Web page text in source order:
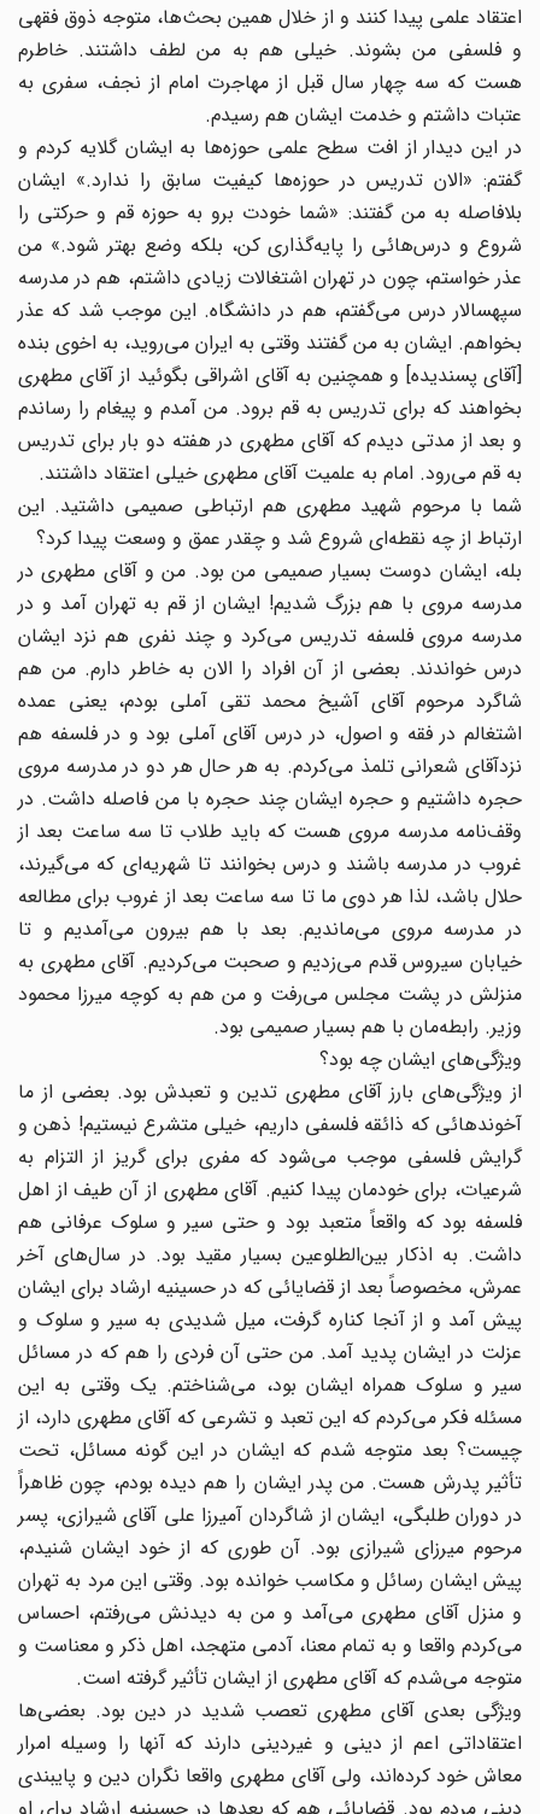
اعتقاد علمی پیدا کنند و از خلال همین بحث‌ها، متوجه ذوق فقهی
و فلسفی من بشوند. خیلی هم به من لطف داشتند. خاطرم
هست که سه چهار سال قبل از مهاجرت امام از نجف، سفری به
عتبات داشتم و خدمت ایشان هم رسیدم.
در این دیدار از افت سطح علمی حوزه‌ها به ایشان گلایه کردم و
گفتم: «الان تدریس در حوزه‌ها کیفیت سابق را ندارد.» ایشان
بلافاصله به من گفتند: «شما خودت برو به حوزه قم و حرکتی را
شروع و درس‌هائی را پایه‌گذاری کن، بلکه وضع بهتر شود.» من
عذر خواستم، چون در تهران اشتغالات زیادی داشتم، هم در مدرسه
سپهسالار درس می‌گفتم، هم در دانشگاه. این موجب شد که عذر
بخواهم. ایشان به من گفتند وقتی به ایران می‌روید، به اخوی بنده
[آقای پسندیده] و همچنین به آقای اشراقی بگوئید از آقای مطهری
بخواهند که برای تدریس به قم برود. من آمدم و پیغام را رساندم
و بعد از مدتی دیدم که آقای مطهری در هفته دو بار برای تدریس
به قم می‌رود. امام به علمیت آقای مطهری خیلی اعتقاد داشتند.
شما با مرحوم شهید مطهری هم ارتباطی صمیمی داشتید. این
ارتباط از چه نقطه‌ای شروع شد و چقدر عمق و وسعت پیدا کرد؟
بله، ایشان دوست بسیار صمیمی من بود. من و آقای مطهری در
مدرسه مروی با هم بزرگ شدیم! ایشان از قم به تهران آمد و در
مدرسه مروی فلسفه تدریس ‌می‌کرد و چند نفری هم نزد ایشان
درس ‌خواندند. بعضی از آن افراد را الان به خاطر دارم. من هم
شاگرد مرحوم آقای آشیخ محمد تقی آملی بودم، یعنی عمده
اشتغالم در فقه و اصول، در درس آقای آملی بود و در فلسفه هم
نزد‌آقای شعرانی تلمذ می‌کردم. به هر حال هر دو در مدرسه مروی
حجره داشتیم و حجره ایشان چند حجره با من فاصله داشت. در
وقف‌نامه مدرسه مروی هست که باید طلاب تا سه ساعت بعد از
غروب در مدرسه باشند و درس بخوانند تا شهریه‌ای که می‌گیرند،
حلال باشد، لذا هر دوی ما تا سه ساعت بعد از غروب برای مطالعه
در مدرسه مروی می‌ماندیم. بعد با هم بیرون می‌آمدیم و تا
خیابان سیروس قدم می‌زدیم و صحبت می‌کردیم. آقای مطهری به
منزلش در پشت مجلس می‌رفت و من هم به کوچه میرزا محمود
وزیر. رابطه‌مان با هم بسیار صمیمی بود.
ویژگی‌های ایشان چه بود؟
از ویژگی‌های بارز آقای مطهری تدین و تعبدش بود. بعضی از ما
آخوندهائی که ذائقه فلسفی داریم، خیلی متشرع نیستیم! ذهن و
گرایش فلسفی موجب می‌شود که مفری برای گریز از التزام به
شرعیات، برای خودمان پیدا ‌کنیم. آقای مطهری از آن طیف از اهل
فلسفه بود که واقعاً متعبد بود و حتی سیر و سلوک عرفانی هم
داشت. به اذکار بین‌الطلوعین بسیار مقید بود. در سال‌های آخر
عمرش، مخصوصاً‌ بعد از قضایائی که در حسینیه ارشاد برای ایشان
پیش آمد و از آنجا کناره گرفت، میل شدیدی به سیر و سلوک و
عزلت در ایشان پدید آمد. من حتی آن فردی را هم که در مسائل
سیر و سلوک همراه ایشان بود، می‌شناختم. یک وقتی به این
مسئله فکر می‌کردم که این تعبد و تشرعی که آقای مطهری دارد، از
چیست؟ بعد متوجه شدم که ایشان در این گونه مسائل، تحت
تأثیر پدرش هست. من پدر ایشان را هم دیده بودم، چون ظاهراً
در دوران طلبگی، ایشان از شاگردان آمیرزا علی آقای شیرازی، پسر
مرحوم میرزای شیرازی بود. آن طوری که از خود ایشان شنیدم،
پیش ایشان رسائل و مکاسب خوانده بود. وقتی این مرد به تهران
و منزل آقای مطهری می‌‌آمد و من به دیدنش می‌رفتم، احساس
می‌کردم واقعا و به تمام معنا، آدمی متهجد، اهل ذکر و معناست و
متوجه می‌شدم که آقای مطهری از ایشان تأثیر گرفته است.
ویژگی بعدی آقای مطهری تعصب شدید در دین بود. بعضی‌ها
اعتقاداتی اعم از دینی و غیردینی دارند که آنها را وسیله امرار
معاش خود کرده‌اند، ولی آقای مطهری واقعا نگران دین و پایبندی